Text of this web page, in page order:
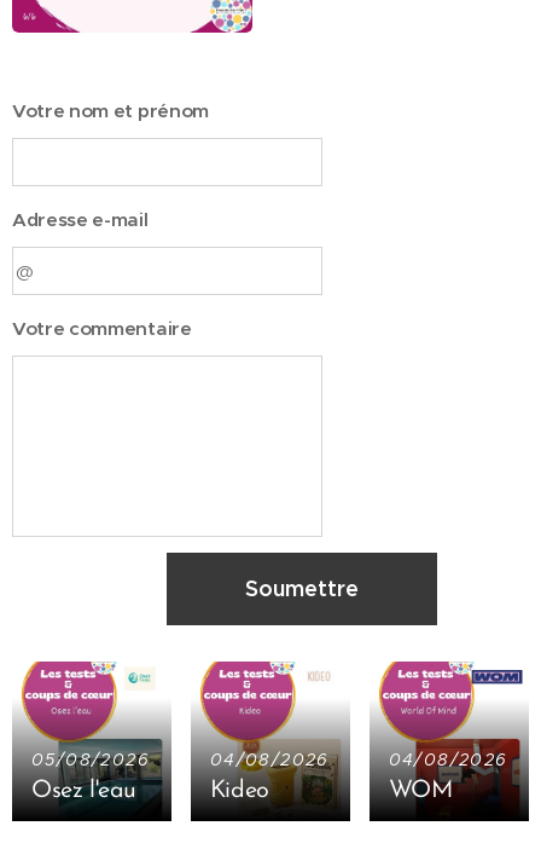
Votre nom et prénom
Adresse e-mail
Votre commentaire
Soumettre
05/08/2026
Osez l'eau
04/08/2026
Kideo
04/08/2026
WOM